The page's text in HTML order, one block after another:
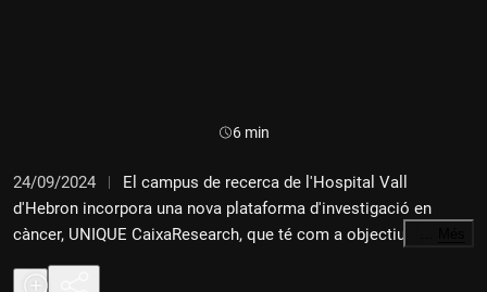
Durada:
6 min
24/09/2024
El campus de recerca de l'Hospital Vall
d'Hebron incorpora una nova plataforma d'investigació en
càncer, UNIQUE CaixaResearch, que té com a objectiu
comprendre millor la diversitat de les cèl·lules canceroses per
poder-les atacar amb més eficàcia. Us ho expliquem a "La